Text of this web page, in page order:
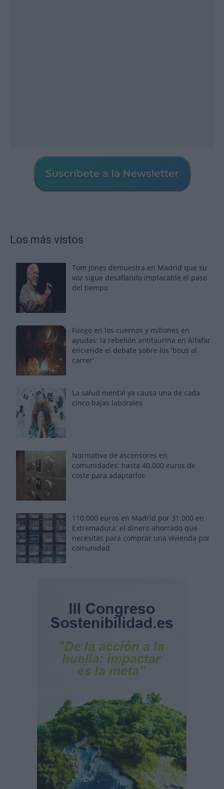
Los más vistos
Tom Jones demuestra en Madrid que su
voz sigue desafiando implacable el paso
del tiempo
Fuego en los cuernos y millones en
ayudas: la rebelión antitaurina en Alfafar
enciende el debate sobre los 'bous al
carrer'
La salud mental ya causa una de cada
cinco bajas laborales
Normativa de ascensores en
comunidades: hasta 40.000 euros de
coste para adaptarlos
110.000 euros en Madrid por 31.000 en
Extremadura: el dinero ahorrado que
necesitas para comprar una vivienda por
comunidad